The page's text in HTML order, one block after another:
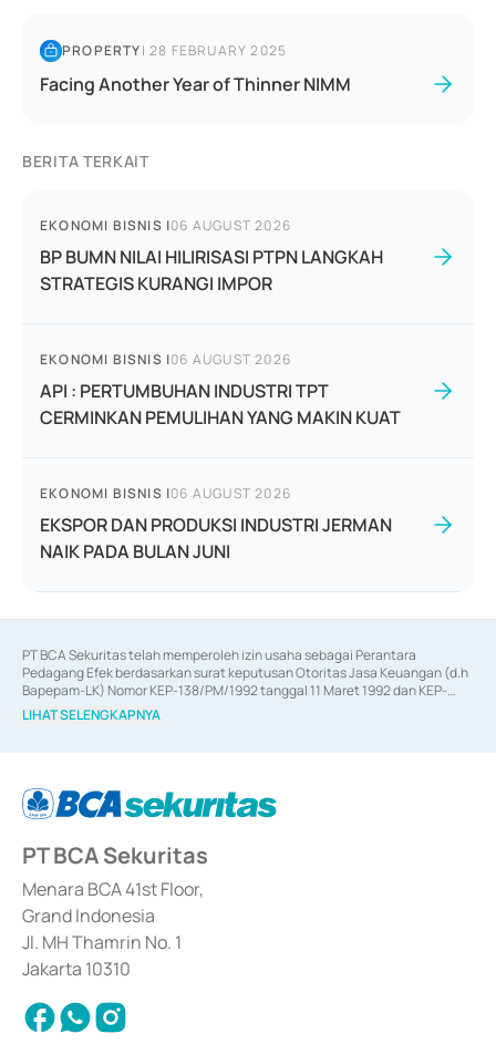
PROPERTY|28 FEBRUARY 2025
Facing Another Year of Thinner NIMM
BERITA TERKAIT
EKONOMI BISNIS |06 AUGUST 2026
BP BUMN NILAI HILIRISASI PTPN LANGKAH
STRATEGIS KURANGI IMPOR
EKONOMI BISNIS |06 AUGUST 2026
API : PERTUMBUHAN INDUSTRI TPT
CERMINKAN PEMULIHAN YANG MAKIN KUAT
EKONOMI BISNIS |06 AUGUST 2026
EKSPOR DAN PRODUKSI INDUSTRI JERMAN
NAIK PADA BULAN JUNI
PT BCA Sekuritas telah memperoleh izin usaha sebagai Perantara
Pedagang Efek berdasarkan surat keputusan Otoritas Jasa Keuangan (d.h
Bapepam-LK) Nomor KEP-138/PM/1992 tanggal 11 Maret 1992 dan KEP-
06/D.04/2014 tanggal 28 Februari 2014, izin usaha sebagai Penjamin Emisi
Efek berdasarkan surat keputusan Otoritas Jasa Keuangan Nomor KEP-
berdasarkan surat keputusan Otoritas Jasa Keuangan Nomor S-
67/PM.21/2017 tanggal 3 Februari 2017, dan beberapa izin usaha lainnya
Sertifikat Deposito di Pasar Uang yang izinnya diterbitkan pada tahun 2017
dan izin usaha lainnya dari Bank Indonesia sebagai Lembaga Pendukung
Penerbitan, Transaksi, serta Penatausahaan dan Penyelesaian Transaksi
Surat Berharga Komersial yang izinnya diterbitkan pada tahun 2018.
LIHAT SELENGKAPNYA
PT BCA Sekuritas
Menara BCA 41st Floor,
Grand Indonesia
Jl. MH Thamrin No. 1
Jakarta 10310